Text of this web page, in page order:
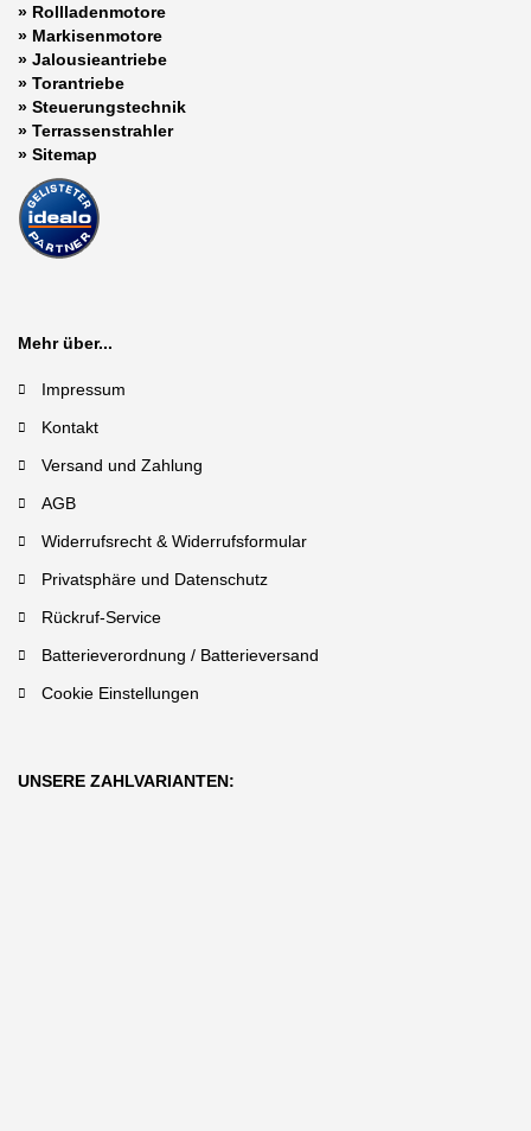
» Rollladenmotore
» Markisenmotore
» Jalousieantriebe
» Torantriebe
» Steuerungstechnik
» Terrassenstrahler
» Sitemap
Mehr über...
Impressum
Kontakt
Versand und Zahlung
AGB
Widerrufsrecht & Widerrufsformular
Privatsphäre und Datenschutz
Rückruf-Service
Batterieverordnung / Batterieversand
Cookie Einstellungen
UNSERE ZAHLVARIANTEN: